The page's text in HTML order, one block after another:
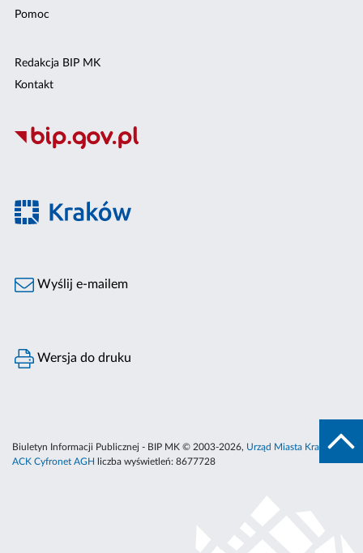
Pomoc
Redakcja BIP MK
Kontakt
Wyślij e-mailem
Wersja do druku
Biuletyn Informacji Publicznej - BIP MK © 2003-2026, Urząd Miasta Krakowa
ACK Cyfronet AGH
liczba wyświetleń: 8677728